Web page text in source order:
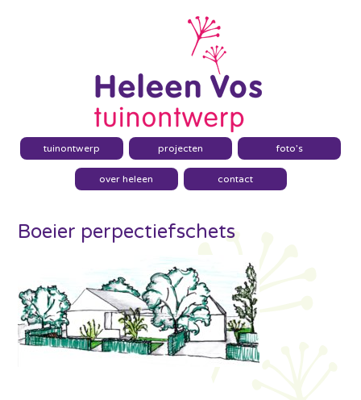
tuinontwerp projecten foto’s
over heleen contact
Boeier perpectiefschets